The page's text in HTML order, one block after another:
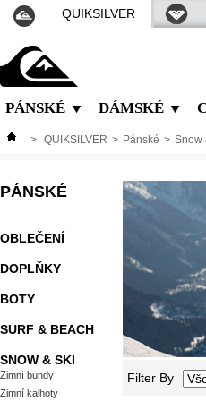
QUIKSILVER
PÁNSKÉ DÁMSKÉ
> QUIKSILVER > Pánské > Snow
PÁNSKÉ
OBLEČENÍ
DOPLŇKY
BOTY
SURF & BEACH
SNOW & SKI
Zimní bundy
Zimní kalhoty
Filter By